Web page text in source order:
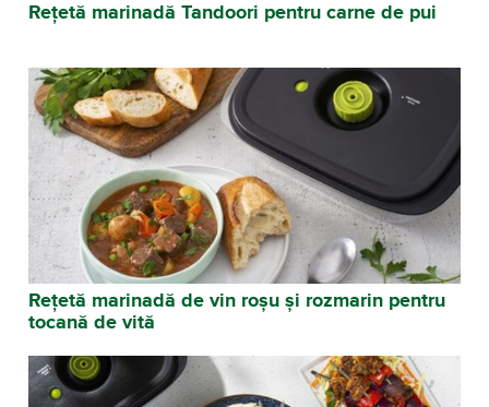
Rețetă marinadă Tandoori pentru carne de pui
Rețetă marinadă de vin roșu și rozmarin pentru
tocană de vită